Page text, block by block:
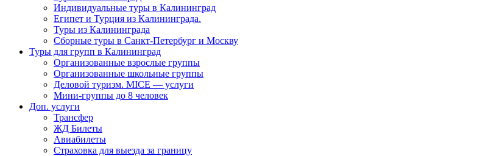
Индивидуальные туры в Калининград
Египет и Турция из Калининграда.
Туры из Калининграда
Сборные туры в Санкт-Петербург и Москву
Туры для групп в Калининград
Организованные взрослые группы
Организованные школьные группы
Деловой туризм. MICE — услуги
Мини-группы до 8 человек
Доп. услуги
Трансфер
ЖД Билеты
Авиабилеты
Страховка для выезда за границу